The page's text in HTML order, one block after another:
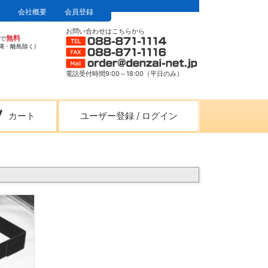
会社概要 会員登録
無料
・離島除く)
お問い合わせはこちらから
電話受付時間9:00～18:00（平日のみ）
カート ユーザー登録 / ログイン